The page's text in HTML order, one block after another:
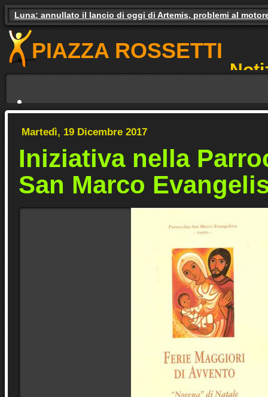
Luna: annullato il lancio di oggi di Artemis, problemi al
Gas e luce, il governo studia gli aiuti. Il pressing dei partiti
PIAZZA ROSSETTI
Martedì, 19 Dicembre 2017
Iniziativa nella
San Marco